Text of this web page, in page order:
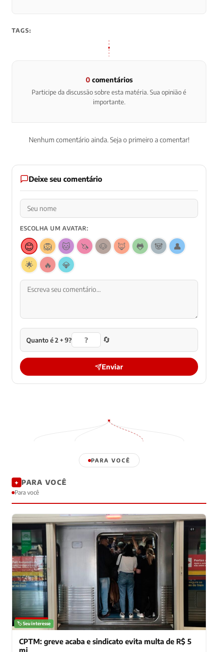
TAGS:
0comentários
Participe da discussão sobre esta matéria. Sua opinião é
importante.
Nenhum comentário ainda. Seja o primeiro a comentar!
Deixe seu comentário
ESCOLHA UM AVATAR:
😊 🦁 🐱 🦄 🐶 🦊 🐸 🐼
👤
🌟
🔥 💎
Quanto é 2 + 9? 🔄
Enviar
PARA VOCÊ
✦ PARA VOCÊ
Para você
NOTÍCIAS
🏷️ Seu interesse
CPTM: greve acaba e sindicato evita multa de R$ 5
mi